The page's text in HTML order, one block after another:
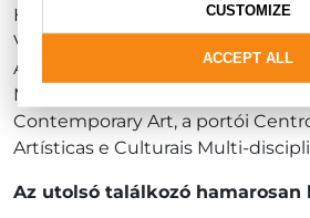
Ház, a Cartaxo Városi Tanács
Vízmúzeum és Bormúzeum, a
Alapítvány Vila Velha de
Múzeumi Központja, a portói
Contemporary Art, a portói
Artísticas e Culturais Multi-
Az utolsó találkozó hamarosan
ACCEPT ALL
CUSTOMIZE